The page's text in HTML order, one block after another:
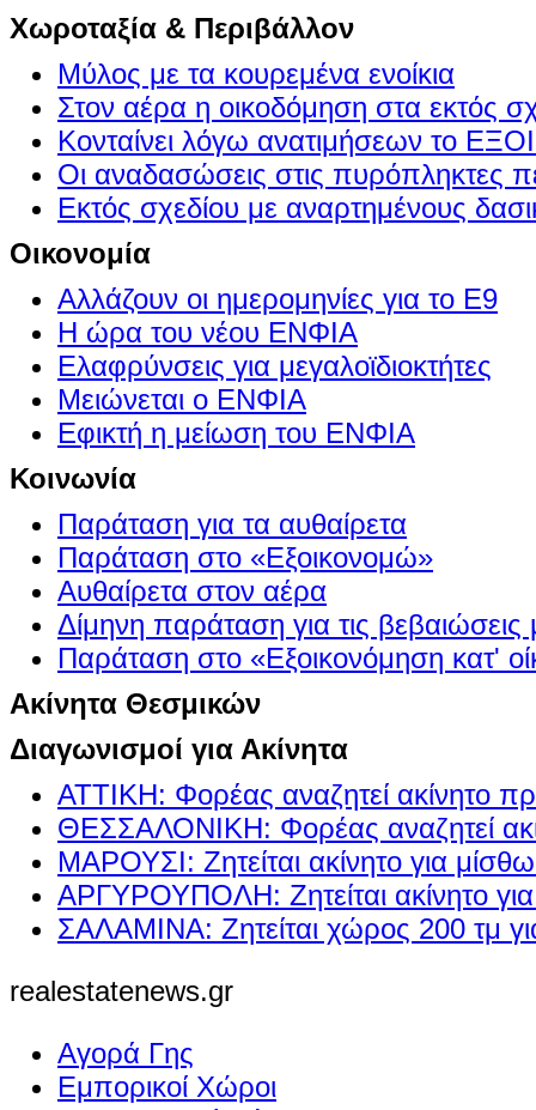
Χωροταξία & Περιβάλλον
Μύλος με τα κουρεμένα ενοίκια
Στον αέρα η οικοδόμηση στα εκτός
Κονταίνει λόγω ανατιμήσεων το
Οι αναδασώσεις στις πυρόπληκτες
Εκτός σχεδίου με αναρτημένους
Οικονομία
Αλλάζουν οι ημερομηνίες για το Ε9
Η ώρα του νέου ΕΝΦΙΑ
Ελαφρύνσεις για μεγαλοϊδιοκτήτες
Μειώνεται ο ΕΝΦΙΑ
Εφικτή η μείωση του ΕΝΦΙΑ
Κοινωνία
Παράταση για τα αυθαίρετα
Παράταση στο «Εξοικονομώ»
Αυθαίρετα στον αέρα
Δίμηνη παράταση για τις βεβαιώσεις
Παράταση στο «Εξοικονόμηση κατ'
Ακίνητα Θεσμικών
Διαγωνισμοί για Ακίνητα
ΑΤΤΙΚΗ: Φορέας αναζητεί ακίνητο
ΘΕΣΣΑΛΟΝΙΚΗ: Φορέας αναζητεί
ΜΑΡΟΥΣΙ: Ζητείται ακίνητο για
ΑΡΓΥΡΟΥΠΟΛΗ: Ζητείται ακίνητο
ΣΑΛΑΜΙΝΑ: Ζητείται χώρος 200 τμ
realestatenews.gr
Αγορά Γης
Εμπορικοί Χώροι